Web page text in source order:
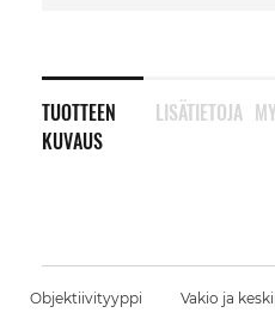
TUOTTEEN
KUVAUS
LISÄTIETOJA
Objektiivityyppi Vakio ja